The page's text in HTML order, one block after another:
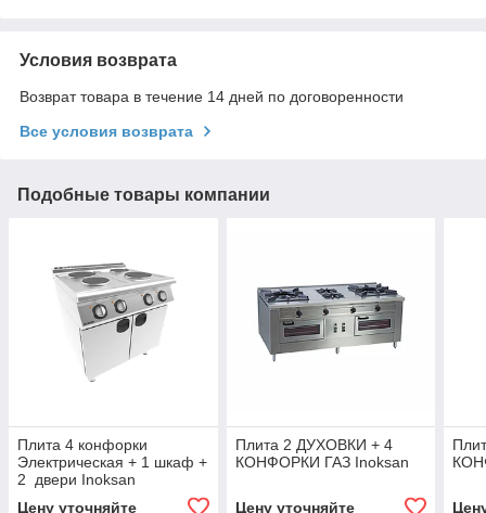
Условия возврата
Возврат товара в течение 14 дней по договоренности
Все условия возврата
Подобные товары компании
Плита 4 конфорки
Электрическая + 1 шкаф +
2 двери Inoksan
Цену уточняйте
Плита 2 ДУХОВКИ + 4
КОНФОРКИ ГАЗ Inoksan
Цену уточняйте